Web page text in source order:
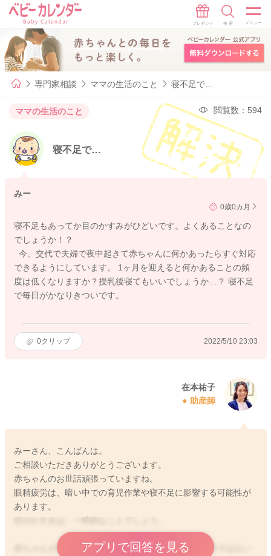
専門家相談 ママの生活のこと 寝不足で…
ママの生活のこと 閲覧数：594
寝不足で…
みー
0歳0カ月
寝不足もあってか目のかすみがひどいです。よくあることなの
でしょうか！？
今、交代で夫婦で夜中起きて赤ちゃんに何かあったらすぐ対応
できるようにしています。 1ヶ月を迎えると何かあることの頻
度は低くなりますか？授乳後寝てもいいでしょうか…？ 寝不足
で毎日がかなりきついです。
0クリップ 2022/5/10 23:03
在本祐子
助産師
みーさん、こんばんは。
ご相談いただきありがとうございます。
赤ちゃんのお世話頑張っていますね。
眼精疲労は、暗い中での育児作業や寝不足に影響する可能性が
あります。
赤ちゃんが休んでいる間に何か不慮なことが起きるのではない
アプリで回答を見る